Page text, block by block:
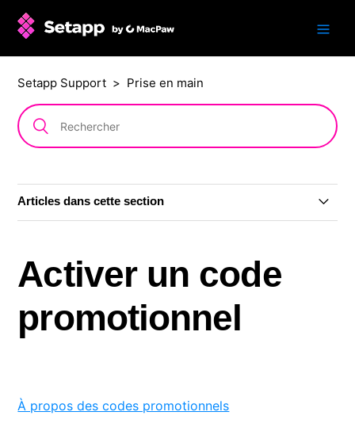
Setapp Support Prise en main
Articles dans cette section
Créer un compte Setapp
Période d'essai gratuite
Découvrir des applications Setapp
Activer un code
promotionnel
À propos des codes promotionnels